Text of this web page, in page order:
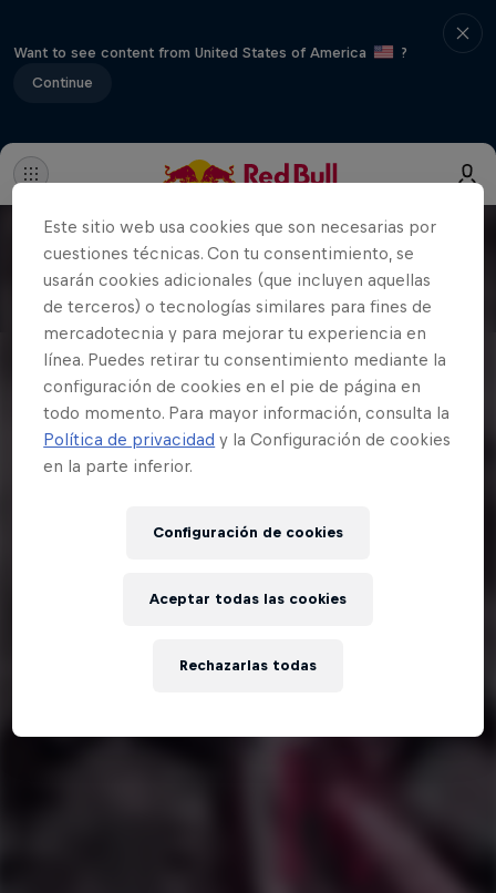
Want to see content from United States of America
?
Continue
Este sitio web usa cookies que son necesarias por
cuestiones técnicas. Con tu consentimiento, se
usarán cookies adicionales (que incluyen aquellas
de terceros) o tecnologías similares para fines de
mercadotecnia y para mejorar tu experiencia en
línea. Puedes retirar tu consentimiento mediante la
configuración de cookies en el pie de página en
todo momento. Para mayor información, consulta la
Política de privacidad y la Configuración de cookies
en la parte inferior.
Configuración de cookies
Rechazarlas todas
Aceptar todas las cookies